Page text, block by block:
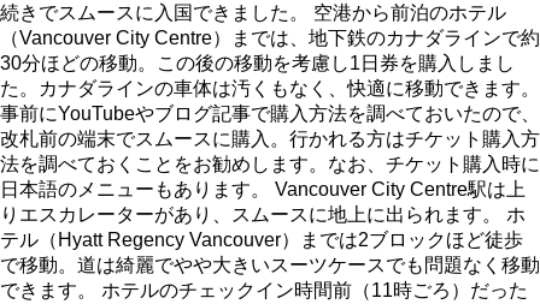
続きでスムースに入国できました。 空港から前泊のホテル
（Vancouver City Centre）までは、地下鉄のカナダラインで約
30分ほどの移動。この後の移動を考慮し1日券を購入しまし
た。カナダラインの車体は汚くもなく、快適に移動できます。
事前にYouTubeやブログ記事で購入方法を調べておいたので、
改札前の端末でスムースに購入。行かれる方はチケット購入方
法を調べておくことをお勧めします。なお、チケット購入時に
日本語のメニューもあります。 Vancouver City Centre駅は上
りエスカレーターがあり、スムースに地上に出られます。 ホ
テル（Hyatt Regency Vancouver）までは2ブロックほど徒歩
で移動。道は綺麗でやや大きいスーツケースでも問題なく移動
できます。 ホテルのチェックイン時間前（11時ごろ）だった